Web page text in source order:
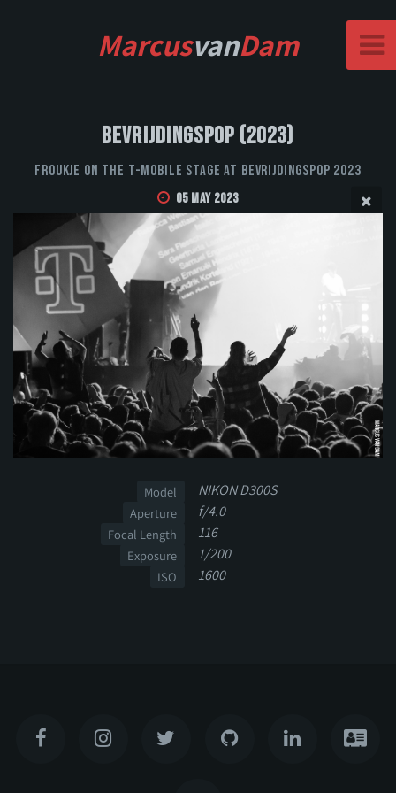
MarcusvanDam
Bevrijdingspop (2023)
Froukje on the T-Mobile stage at Bevrijdingspop 2023
05 May 2023
Model NIKON D300S
Aperture f/4.0
Focal Length 116
Exposure 1/200
ISO 1600